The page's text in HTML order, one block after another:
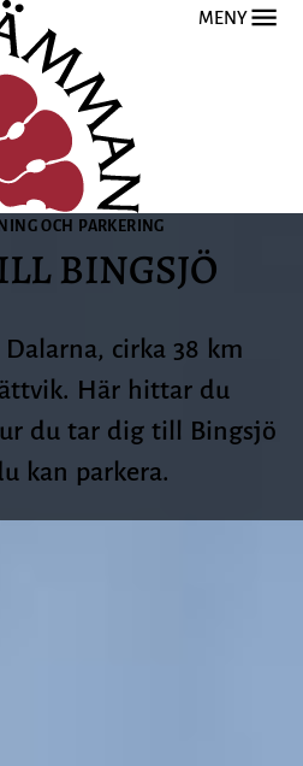
MENY
OCH PARKERING
BINGSJÖ
cirka 38 km
Här hittar du
du tar dig till Bingsjö
kan parkera.